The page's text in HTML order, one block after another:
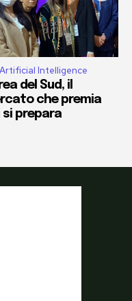
Intelligence
del Sud, il
che premia
si prepara